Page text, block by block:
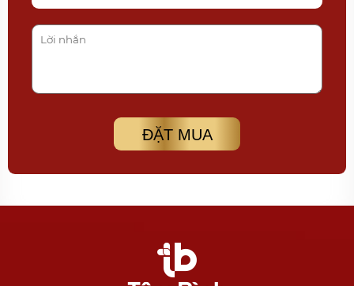
ĐẶT MUA